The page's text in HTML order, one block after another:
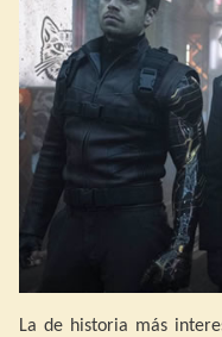
La de historia más